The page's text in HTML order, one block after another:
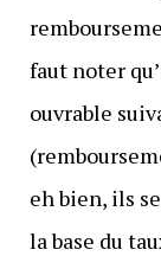
faut noter
ouvrable
eh bien, ils
la base du